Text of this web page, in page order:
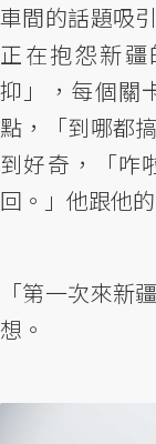
車間的話題吸
正在抱怨新
抑」，每個關
點，「到哪都
到好奇，「咋
回。」他跟他
「第一次來新
想。